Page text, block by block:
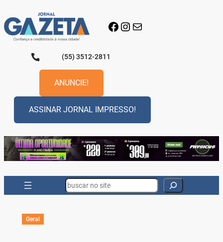
para
o
conteúdo
Facebook
Instagram
E-mail
(55) 3512-2811
ANUNCIE!
ASSINAR JORNAL IMPRESSO!
Search
Geral